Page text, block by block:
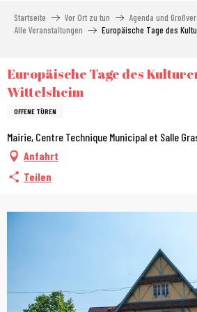
Startseite Vor Ort zu tun
Agenda und
Alle Veranstaltungen
Europäische Tage des
Europäische Tage des
Wittelsheim
OFFENE TÜREN
Mairie, Centre Technique Municipal et Salle
Anfahrt
Teilen